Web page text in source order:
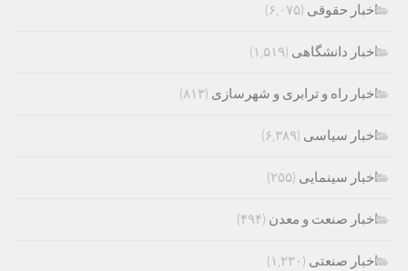
اخبار حقوقی (۶,۰۷۵)
اخبار دانشگاهی (۱,۵۱۹)
اخبار راه و ترابری و شهرسازی (۸۱۳)
اخبار سیاسی (۶,۳۸۹)
اخبار سینمایی (۲۵۵)
اخبار صنعت و معدن (۴۹۴)
اخبار صنعتی (۱,۲۳۰)